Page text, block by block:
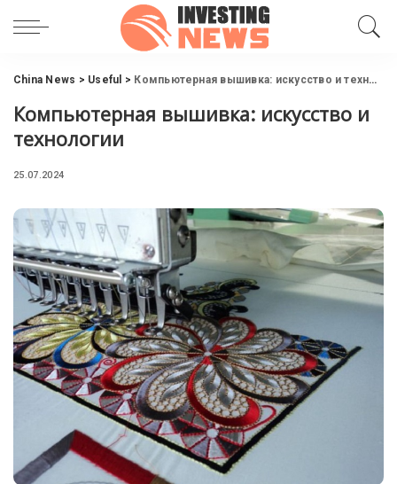
China News > Useful > Компьютерная вышивка: искусство и технологии
Компьютерная вышивка: искусство и
технологии
25.07.2024